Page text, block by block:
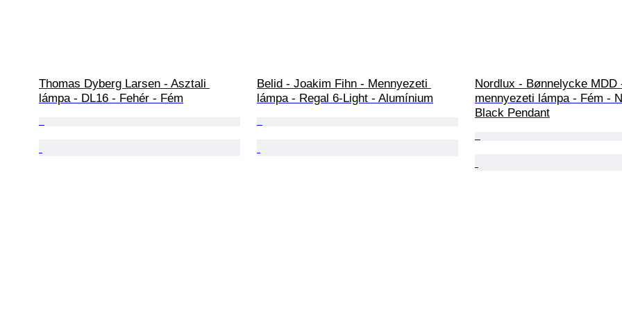
Thomas Dyberg Larsen - Asztali
lámpa - DL16 - Fehér - Fém
Belid - Joakim Fihn - Mennyezeti
lámpa - Regal 6-Light - Alumínium
Nordlux - Bønnelycke MDD
mennyezeti lámpa - Fém -
Black Pendant